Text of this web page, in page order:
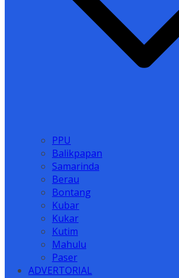
PPU
Balikpapan
Samarinda
Berau
Bontang
Kubar
Kukar
Kutim
Mahulu
Paser
ADVERTORIAL